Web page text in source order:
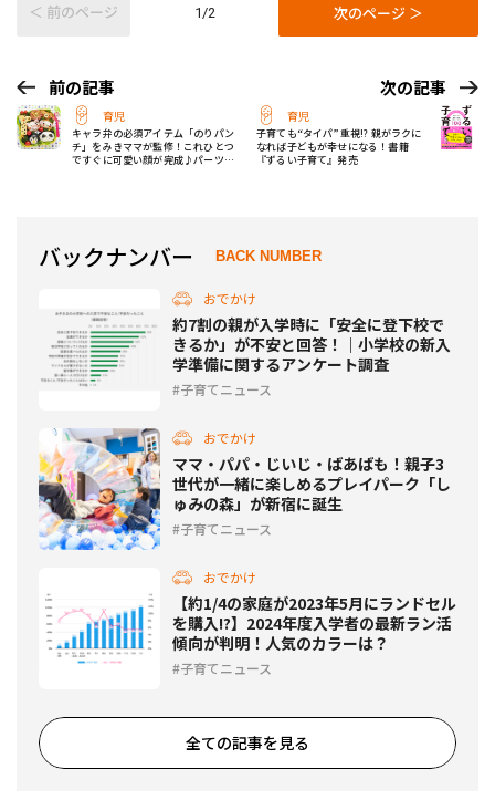
＜ 前のページ 1/2 次のページ ＞
前の記事
育児
キャラ弁の必須アイテム「のりパン
チ」をみきママが監修！これひとつ
ですぐに可愛い顔が完成♪パーツを
次の記事
育児
子育ても“タイパ”重視!? 親がラクに
なれば子どもが幸せになる！書籍
『ずるい子育て』発売
バックナンバー BACK NUMBER
おでかけ
約7割の親が入学時に「安全に登下校で
きるか」が不安と回答！｜小学校の新入
学準備に関するアンケート調査
子育てニュース
おでかけ
ママ・パパ・じいじ・ばあばも！親子3
世代が一緒に楽しめるプレイパーク「し
ゅみの森」が新宿に誕生
子育てニュース
おでかけ
【約1/4の家庭が2023年5月にランドセル
を購入!?】2024年度入学者の最新ラン活
傾向が判明！人気のカラーは？
子育てニュース
全ての記事を見る